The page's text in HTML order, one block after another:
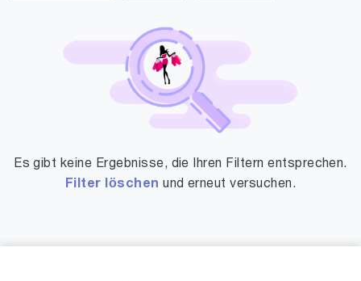
Es gibt keine Ergebnisse, die Ihren Filtern entsprechen.
Filter löschen und erneut versuchen.